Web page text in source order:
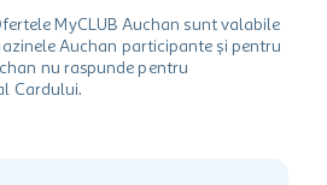
MyCLUB Auchan sunt valabile
Auchan participante și pentru
nu raspunde pentru
Cardului.